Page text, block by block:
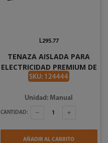
TENAZA AISLADA PARA
ELECTRICIDAD PREMIUM DE
6 PLG WOKIN 560106
SKU: 124444
L295.77
Unidad: Manual
CANTIDAD:
AÑADIR AL CARRITO